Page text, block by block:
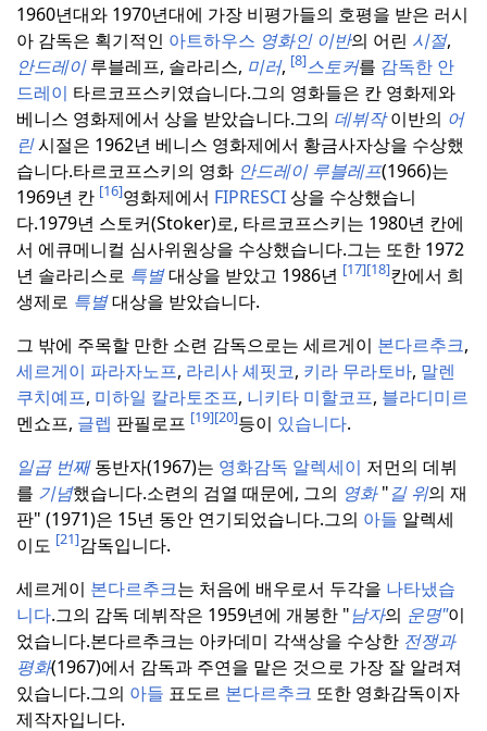
1960년대와 1970년대에 가장 비평가들의 호평을 받은 러시
아 감독은 획기적인 아트하우스 영화인 이반의 어린 시절,
안드레이루블레프, 솔라리스, 미러, [8]스토커를 감독한 안
드레이 타르코프스키였습니다.그의 영화들은 칸 영화제와
베니스 영화제에서 상을 받았습니다.그의 데뷔작이반의 어
린시절은 1962년 베니스 영화제에서 황금사자상을 수상했
습니다.타르코프스키의 영화 안드레이 루블레프(1966)는
1969년 칸 [16]영화제에서 FIPRESCI상을 수상했습니
다.1979년 스토커(Stoker)로, 타르코프스키는 1980년 칸에
서 에큐메니컬 심사위원상을 수상했습니다.그는 또한 1972
년 솔라리스로 특별대상을 받았고 1986년 [17][18]칸에서 희
생제로 특별대상을 받았습니다.
그 밖에 주목할 만한 소련 감독으로는 세르게이 본다르추크,
세르게이 파라자노프, 라리사셰핏코, 키라 무라토바, 말렌
쿠치예프, 미하일 칼라토조프, 니키타 미할코프, 블라디미르
멘쇼프, 글렙 판필로프 [19][20]등이 있습니다.
일곱 번째동반자(1967)는 영화감독 알렉세이 저먼의 데뷔
를 기념했습니다.소련의 검열 때문에, 그의 영화"길 위의 재
판" (1971)은 15년 동안 연기되었습니다.그의 아들 알렉세
이도 [21]감독입니다.
세르게이 본다르추크는 처음에 배우로서 두각을 나타냈습
니다.그의 감독 데뷔작은 1959년에 개봉한 "남자의 운명"이
었습니다.본다르추크는 아카데미 각색상을 수상한 전쟁과
평화(1967)에서 감독과 주연을 맡은 것으로 가장 잘 알려져
있습니다.그의 아들 표도르 본다르추크 또한 영화감독이자
제작자입니다.